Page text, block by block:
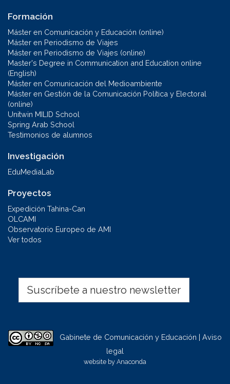
Formación
Máster en Comunicación y Educación (online)
Máster en Periodismo de Viajes
Máster en Periodismo de Viajes (online)
Master's Degree in Communication and Education online
(English)
Máster en Comunicación del Medioambiente
Máster en Gestión de la Comunicación Política y Electoral
(online)
Unitwin MILID School
Spring Arab School
Testimonios de alumnos
Investigación
EduMediaLab
Proyectos
Expedición Tahina-Can
OLCAMI
Observatorio Europeo de AMI
Ver todos
Suscríbete a nuestro newsletter
Gabinete de Comunicación y Educación | Aviso
legal
website by Anaconda